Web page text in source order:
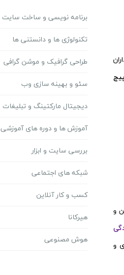
پیج
و
و
برنامه نویسی و ساخت سایت
تکنولوژی ها و دانستنی ها
طراحی گرافیک و موشن گرافی
سئو و بهینه سازی وب
دیجیتال مارکتینگ و تبلیغات
آموزش ها و دوره های آموزشی
بررسی سایت و ابزار
شبکه های اجتماعی
کسب و کار آنلاین
هیرکانا
هوش مصنوعی